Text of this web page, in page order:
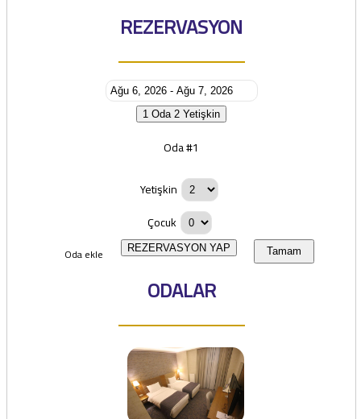
REZERVASYON
1 Oda 2 Yetişkin
Oda #1
Yetişkin
Çocuk
Oda ekle Tamam
REZERVASYON YAP
ODALAR